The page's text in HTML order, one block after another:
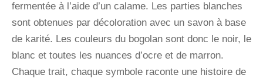
fermentée à l’aide d’un calame. Les parties blanches
sont obtenues par décoloration avec un savon à base
de karité. Les couleurs du bogolan sont donc le noir, le
blanc et toutes les nuances d’ocre et de marron.
Chaque trait, chaque symbole raconte une histoire de